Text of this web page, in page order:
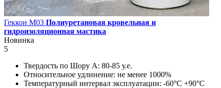
Геккон М03 Полиуретановая кровельная и
гидроизоляционная мастика
Новинка
5
Твердость по Шору А: 80-85 у.е.
Относительное удлинение: не менее 1000%
Температурный интервал эксплуатации: -60°С +90°С